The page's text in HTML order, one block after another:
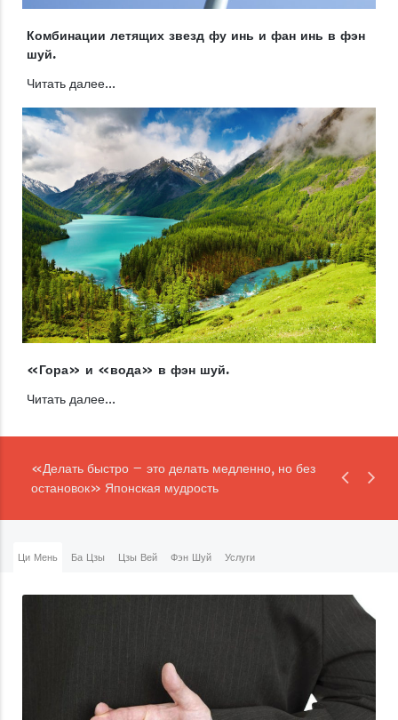
Комбинации летящих звезд фу инь и фан инь в фэн
шуй.
Читать далее...
«Гора» и «вода» в фэн шуй.
Читать далее...
«Делать быстро – это делать медленно, но без
остановок» Японская мудрость
Ци Мень Ба Цзы Цзы Вей Фэн Шуй Услуги